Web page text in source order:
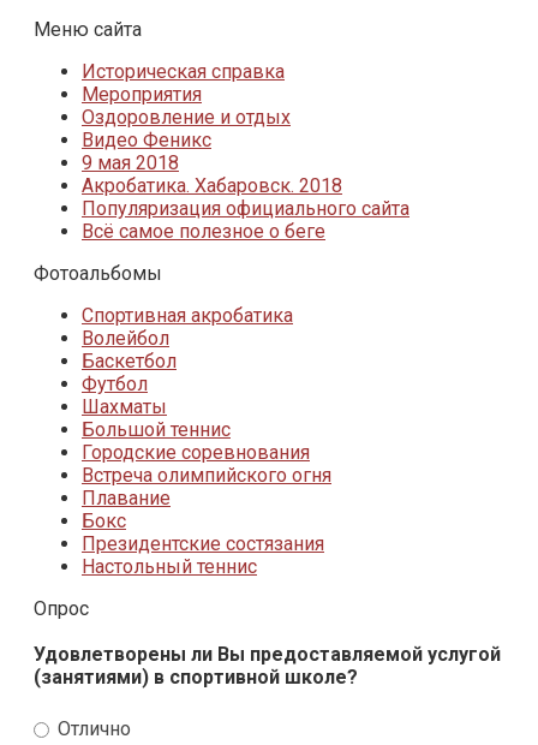
Меню сайта
Историческая справка
Мероприятия
Оздоровление и отдых
Видео Феникс
9 мая 2018
Акробатика. Хабаровск. 2018
Популяризация официального сайта
Всё самое полезное о беге
Фотоальбомы
Спортивная акробатика
Волейбол
Баскетбол
Футбол
Шахматы
Большой теннис
Городские соревнования
Встреча олимпийского огня
Плавание
Бокс
Президентские состязания
Настольный теннис
Опрос
Удовлетворены ли Вы предоставляемой услугой
(занятиями) в спортивной школе?
Отлично